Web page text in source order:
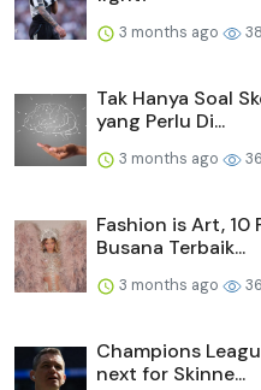
3 months ago
Tak Hanya Soal
yang Perlu Di...
3 months ago
Fashion is Art,
Busana Terbaik...
3 months ago
Champions
next for Skinne...